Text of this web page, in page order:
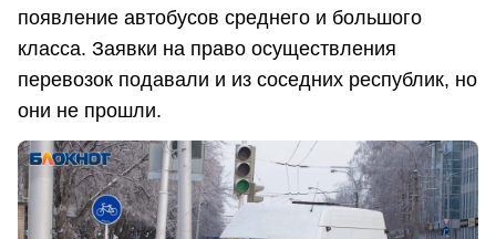
появление автобусов среднего и большого
класса. Заявки на право осуществления
перевозок подавали и из соседних республик, но
они не прошли.